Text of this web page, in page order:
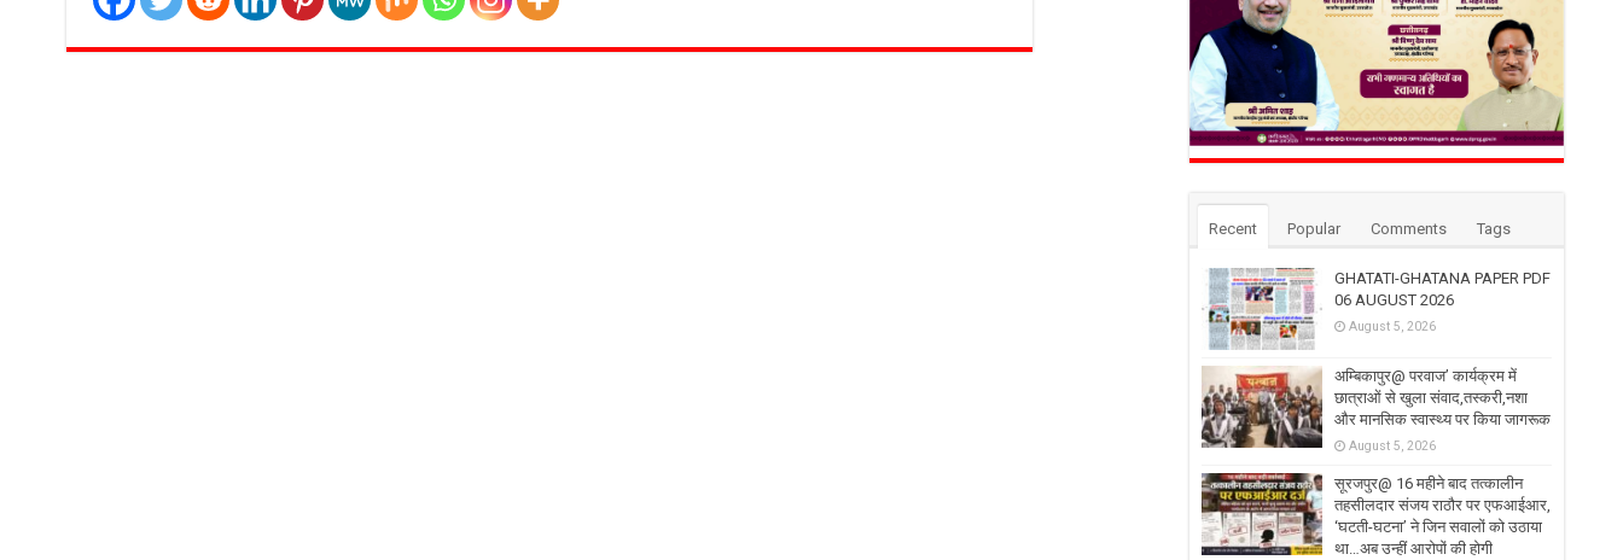
Recent Popular Comments Tags
GHATATI-GHATANA PAPER PDF
06 AUGUST 2026
August 5, 2026
अम्बिकापुर@ परवाज’ कार्यक्रम में
छात्राओं से खुला संवाद,तस्करी,नशा
और मानसिक स्वास्थ्य पर किया जागरूक
August 5, 2026
सूरजपुर@ 16 महीने बाद तत्कालीन
तहसीलदार संजय राठौर पर एफआईआर,
‘घटती-घटना’ ने जिन सवालों को उठाया
था…अब उन्हीं आरोपों की होगी